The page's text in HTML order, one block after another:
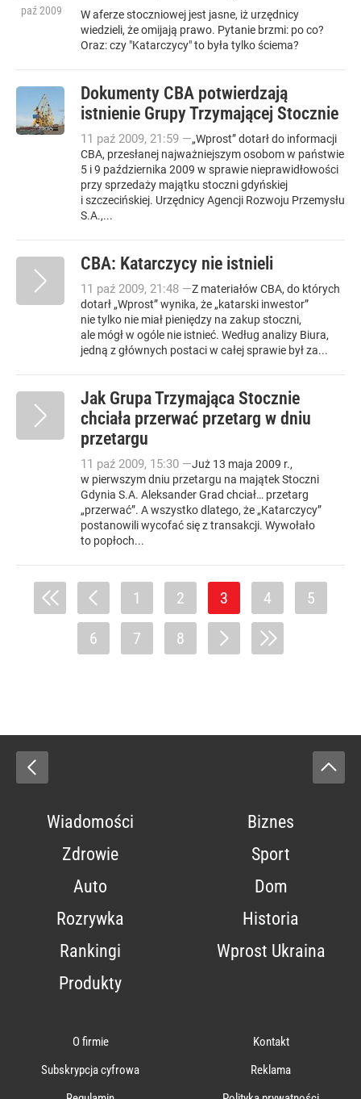
paź2009
W aferze stoczniowej jest jasne, iż urzędnicy
wiedzieli, że omijają prawo. Pytanie brzmi: po co?
Oraz: czy "Katarczycy" to była tylko ściema?
Dokumenty CBA potwierdzają
istnienie Grupy Trzymającej Stocznie
11 paź 2009, 21:59 —„Wprost” dotarł do informacji
CBA, przesłanej najważniejszym osobom w państwie
5 i 9 października 2009 w sprawie nieprawidłowości
przy sprzedaży majątku stoczni gdyńskiej
i szczecińskiej. Urzędnicy Agencji Rozwoju Przemysłu
S.A.,...
CBA: Katarczycy nie istnieli
11 paź 2009, 21:48 —Z materiałów CBA, do których
dotarł „Wprost” wynika, że „katarski inwestor”
nie tylko nie miał pieniędzy na zakup stoczni,
ale mógł w ogóle nie istnieć. Według analizy Biura,
jedną z głównych postaci w całej sprawie był za...
Jak Grupa Trzymająca Stocznie
chciała przerwać przetarg w dniu
przetargu
11 paź 2009, 15:30 —Już 13 maja 2009 r.,
w pierwszym dniu przetargu na majątek Stoczni
Gdynia S.A. Aleksander Grad chciał… przetarg
„przerwać”. A wszystko dlatego, że „Katarczycy”
postanowili wycofać się z transakcji. Wywołało
to popłoch...
1 2 3 4 5
6 7 8
Wiadomości
Biznes
Zdrowie
Sport
Auto
Dom
Rozrywka
Historia
Rankingi
Wprost Ukraina
Produkty
O firmie
Kontakt
Subskrypcja cyfrowa
Reklama